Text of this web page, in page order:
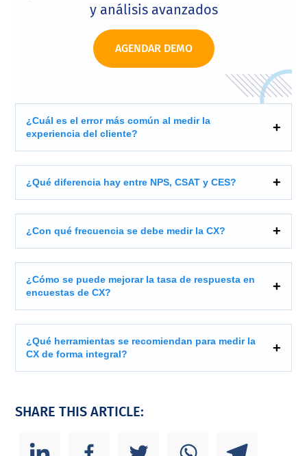
y análisis avanzados
AGENDAR DEMO
¿Cuál es el error más común al medir la
experiencia del cliente?
¿Qué diferencia hay entre NPS, CSAT y CES?
¿Con qué frecuencia se debe medir la CX?
¿Cómo se puede mejorar la tasa de respuesta en
encuestas de CX?
¿Qué herramientas se recomiendan para medir la
CX de forma integral?
SHARE THIS ARTICLE: